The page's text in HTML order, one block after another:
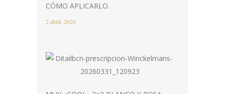
CÓMO APLICARLO.
2 abril, 2026